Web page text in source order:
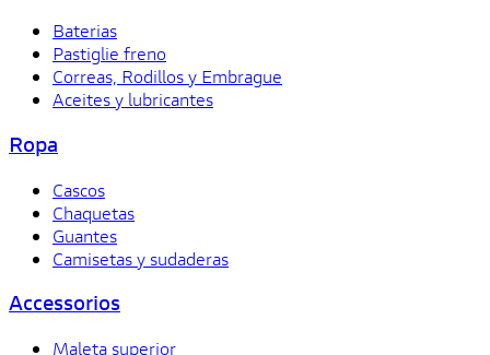
Baterias
Pastiglie freno
Correas, Rodillos y Embrague
Aceites y lubricantes
Ropa
Cascos
Chaquetas
Guantes
Camisetas y sudaderas
Accessorios
Maleta superior